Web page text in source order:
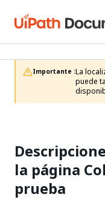
Importante :La
puede
la página
prueba